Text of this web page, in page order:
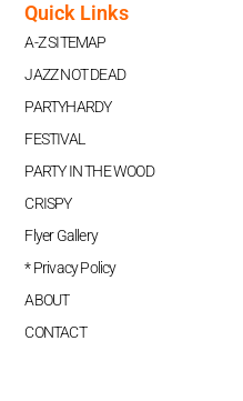
Quick Links
A-Z SITEMAP
JAZZ NOT DEAD
PARTYHARDY
FESTIVAL
PARTY IN THE WOOD
CRISPY
Flyer Gallery
* Privacy Policy
ABOUT
CONTACT